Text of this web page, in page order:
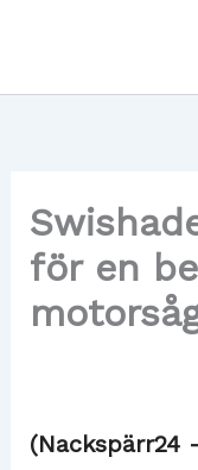
för en
(Nackspärr24